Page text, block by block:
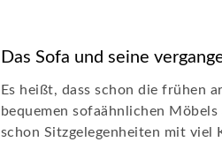
Das Sofa und seine
Es heißt, dass schon die frühen
bequemen sofaähnlichen
schon Sitzgelegenheiten mit viel